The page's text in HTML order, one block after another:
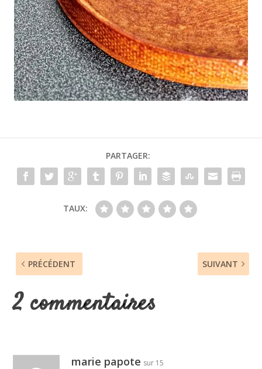
PARTAGER:
TAUX:
PRÉCÉDENT SUIVANT
2 commentaires
marie papote sur 15